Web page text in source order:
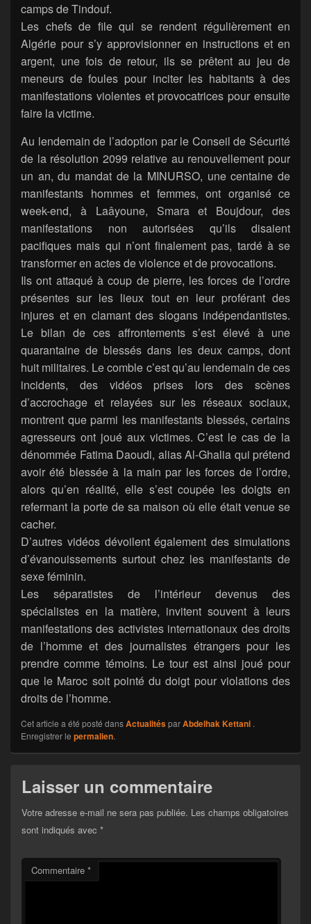
camps de Tindouf.
Les chefs de file qui se rendent régulièrement en
Algérie pour s’y approvisionner en instructions et en
argent, une fois de retour, ils se prêtent au jeu de
meneurs de foules pour inciter les habitants à des
manifestations violentes et provocatrices pour ensuite
faire la victime.
Au lendemain de l’adoption par le Conseil de Sécurité
de la résolution 2099 relative au renouvellement pour
un an, du mandat de la MINURSO, une centaine de
manifestants hommes et femmes, ont organisé ce
week-end, à Laâyoune, Smara et Boujdour, des
manifestations non autorisées qu’ils disaient
pacifiques mais qui n’ont finalement pas, tardé à se
transformer en actes de violence et de provocations.
Ils ont attaqué à coup de pierre, les forces de l’ordre
présentes sur les lieux tout en leur proférant des
injures et en clamant des slogans indépendantistes.
Le bilan de ces affrontements s’est élevé à une
quarantaine de blessés dans les deux camps, dont
huit militaires. Le comble c’est qu’au lendemain de ces
incidents, des vidéos prises lors des scènes
d’accrochage et relayées sur les réseaux sociaux,
montrent que parmi les manifestants blessés, certains
agresseurs ont joué aux victimes. C’est le cas de la
dénommée Fatima Daoudi, alias Al-Ghalia qui prétend
avoir été blessée à la main par les forces de l’ordre,
alors qu’en réalité, elle s’est coupée les doigts en
refermant la porte de sa maison où elle était venue se
cacher.
D’autres vidéos dévoilent également des simulations
d’évanouissements surtout chez les manifestants de
sexe féminin.
Les séparatistes de l’intérieur devenus des
spécialistes en la matière, invitent souvent à leurs
manifestations des activistes internationaux des droits
de l’homme et des journalistes étrangers pour les
prendre comme témoins. Le tour est ainsi joué pour
que le Maroc soit pointé du doigt pour violations des
droits de l’homme.
Cet article a été posté dansActualitésparAbdelhak Kettani .
Enregistrer le permalien.
Laisser un commentaire
Votre adresse e-mail ne sera pas publiée. Les champs obligatoires
sont indiqués avec *
Commentaire *